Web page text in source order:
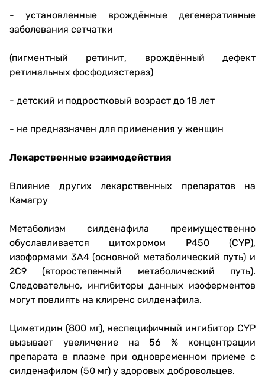
- установленные врождённые дегенеративные
заболевания сетчатки
(пигментный ретинит, врождённый дефект
ретинальных фосфодиэстераз)
- детский и подростковый возраст до 18 лет
- не предназначен для применения у женщин
Лекарственные взаимодействия
Влияние других лекарственных препаратов на
Камагру
Метаболизм силденафила преимущественно
обуславливается цитохромом P450 (CYP),
изоформами 3A4 (основной метаболический путь) и
2C9 (второстепенный метаболический путь).
Следовательно, ингибиторы данных изоферментов
могут повлиять на клиренс силденафила.
Циметидин (800 мг), неспецифичный ингибитор CYP
вызывает увеличение на 56 % концентрации
препарата в плазме при одновременном приеме с
силденафилом (50 мг) у здоровых добровольцев.